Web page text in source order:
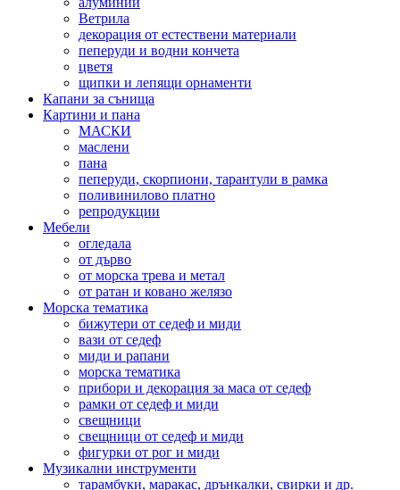
Ветрила
декорация от естествени материали
пеперуди и водни кончета
цветя
щипки и лепящи орнаменти
Капани за сънища
Картини и пана
МАСКИ
маслени
пана
пеперуди, скорпиони, тарантули в рамка
поливинилово платно
репродукции
Мебели
огледала
от дърво
от морска трева и метал
от ратан и ковано желязо
Морска тематика
бижутери от седеф и миди
вази от седеф
миди и рапани
морска тематика
прибори и декорация за маса от седеф
рамки от седеф и миди
свещници
свещници от седеф и миди
фигурки от рог и миди
Музикални инструменти
тарамбуки, маракас, дрънкалки, свирки и др.